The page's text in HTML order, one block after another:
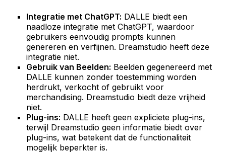
Integratie met ChatGPT: DALLE biedt een
naadloze integratie met ChatGPT, waardoor
gebruikers eenvoudig prompts kunnen
genereren en verfijnen. Dreamstudio heeft deze
integratie niet.
Gebruik van Beelden: Beelden gegenereerd met
DALLE kunnen zonder toestemming worden
herdrukt, verkocht of gebruikt voor
merchandising. Dreamstudio biedt deze vrijheid
niet.
Plug-ins: DALLE heeft geen expliciete plug-ins,
terwijl Dreamstudio geen informatie biedt over
plug-ins, wat betekent dat de functionaliteit
mogelijk beperkter is.